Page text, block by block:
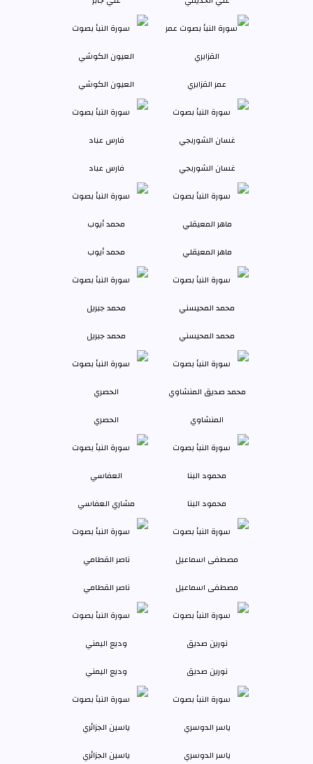
عمر القزابري العيون الكوشي
غسان الشوربجي فارس عباد
ماهر المعيقلي محمد أيوب
محمد المحيسني محمد جبريل
المنشاوي الحصري
محمود البنا مشاري العفاسي
مصطفى اسماعيل ناصر القطامي
نورين صديق وديع اليمني
ياسر الدوسري ياسين الجزائري